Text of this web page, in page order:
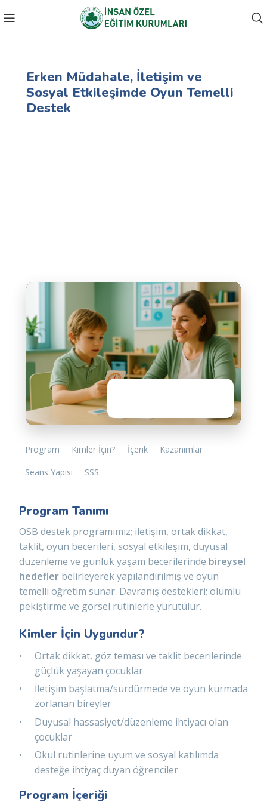
EğitimlerOtizm Spektrum Bozukluğu
Erken Müdahale, İletişim ve
Sosyal Etkileşimde Oyun Temelli
Destek
Program Kimler İçin? İçerik
Kazanımlar
Seans Yapısı
SSS
Program Tanımı
OSB destek programımız; iletişim, ortak dikkat,
taklit, oyun becerileri, sosyal etkileşim, duyusal
düzenleme ve günlük yaşam becerilerinde bireysel
hedefler belirleyerek yapılandırılmış ve oyun
temelli öğretim sunar. Davranış destekleri; olumlu
pekiştirme ve görsel rutinlerle yürütülür.
Kimler İçin Uygundur?
Ortak dikkat, göz teması ve taklit becerilerinde
güçlük yaşayan çocuklar
İletişim başlatma/sürdürmede ve oyun kurmada
zorlanan bireyler
Duyusal hassasiyet/düzenleme ihtiyacı olan
çocuklar
Okul rutinlerine uyum ve sosyal katılımda
desteğe ihtiyaç duyan öğrenciler
Program İçeriği